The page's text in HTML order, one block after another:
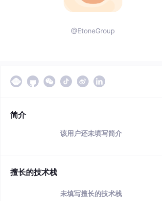
@EtoneGroup
简介
该用户还未填写简介
擅长的技术栈
未填写擅长的技术栈